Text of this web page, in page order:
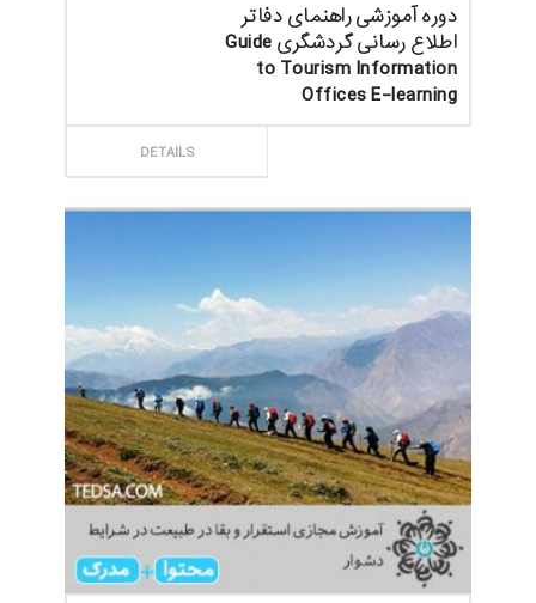
دوره آموزشی راهنمای دفاتر
اطلاع رسانی گردشگری Guide
to Tourism Information
Offices E-learning
DETAILS